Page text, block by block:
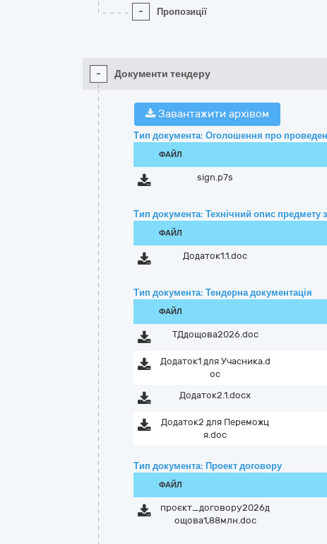
- Пропозиції
- Документи тендеру
Завантажити архівом
Тип документа: Оголошення про
ФАЙЛ
sign.p7s
Тип документа: Технічний опис предмету
ФАЙЛ
Додаток1.1.doc
Тип документа: Тендерна документація
ФАЙЛ
ТДдощова2026.doc
Додаток1 для Учасника.d
oc
Додаток2.1.docx
Додаток2 для Переможц
я.doc
Тип документа: Проект договору
ФАЙЛ
проєкт_договору2026д
ощова1,88млн.doc